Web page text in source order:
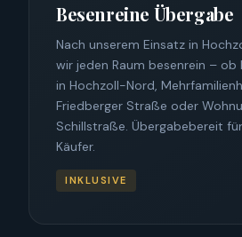
Besenreine Übergabe
Nach unserem Einsatz in
wir jeden Raum besenrein – ob
in Hochzoll-Nord,
Friedberger Straße oder
Schillstraße. Übergabebereit
Käufer.
INKLUSIVE